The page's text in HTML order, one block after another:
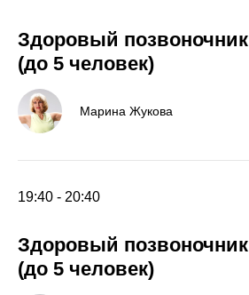
Здоровый позвоночник
(до 5 человек)
Марина Жукова
19:40 - 20:40
Здоровый позвоночник
(до 5 человек)